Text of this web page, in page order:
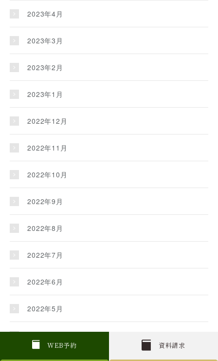
W EB予約 資料請求
2023年4月
2023年3月
2023年2月
2023年1月
2022年12月
2022年11月
2022年10月
2022年9月
2022年8月
2022年7月
2022年6月
2022年5月